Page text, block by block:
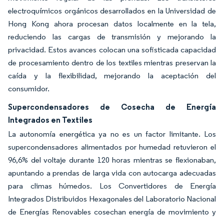
electroquímicos orgánicos desarrollados en la Universidad de
Hong Kong ahora procesan datos localmente en la tela,
reduciendo las cargas de transmisión y mejorando la
privacidad. Estos avances colocan una sofisticada capacidad
de procesamiento dentro de los textiles mientras preservan la
caída y la flexibilidad, mejorando la aceptación del
consumidor.
Supercondensadores de Cosecha de Energía
Integrados en Textiles
La autonomía energética ya no es un factor limitante. Los
supercondensadores alimentados por humedad retuvieron el
96,6% del voltaje durante 120 horas mientras se flexionaban,
apuntando a prendas de larga vida con autocarga adecuadas
para climas húmedos. Los Convertidores de Energía
Integrados Distribuidos Hexagonales del Laboratorio Nacional
de Energías Renovables cosechan energía de movimiento y